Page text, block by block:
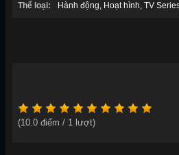
Thể loại:
Hành động Hoạt hình TV
(10.0 điểm / 1 lượt)